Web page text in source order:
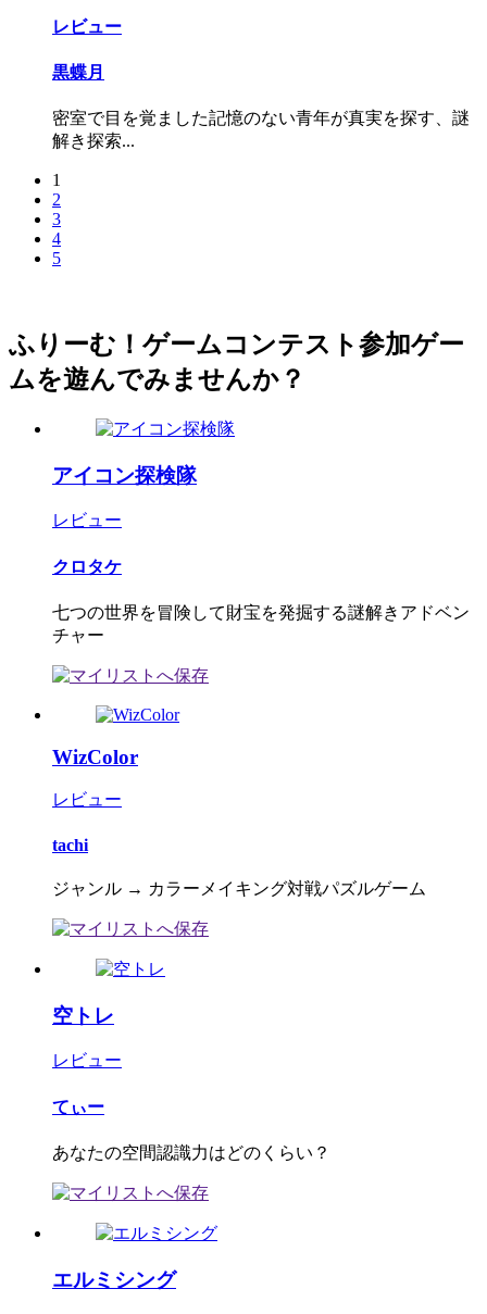
レビュー
黒蝶月
密室で目を覚ました記憶のない青年が真実を探す、謎
解き探索...
1
2
3
4
5
ふりーむ！ゲームコンテスト参加ゲー
ムを遊んでみませんか？
アイコン探検隊
レビュー
クロタケ
七つの世界を冒険して財宝を発掘する謎解きアドベン
チャー
WizColor
レビュー
tachi
ジャンル → カラーメイキング対戦パズルゲーム
空トレ
レビュー
てぃー
あなたの空間認識力はどのくらい？
エルミシング